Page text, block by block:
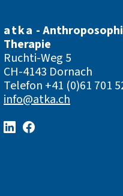
atka -
Therapie
Ruchti-Weg 5
CH-4143 Dornach
Telefon +41 (0)61 701
info@atka.ch